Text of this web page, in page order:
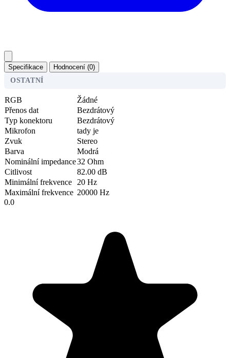
Specifikace
Hodnocení (0)
OSTATNÍ
RGB
Žádné
Přenos dat
Bezdrátový
Typ konektoru
Bezdrátový
Mikrofon
tady je
Zvuk
Stereo
Barva
Modrá
Nominální impedance32 Ohm
Citlivost
82.00 dB
Minimální frekvence
20 Hz
Maximální frekvence 20000 Hz
0.0